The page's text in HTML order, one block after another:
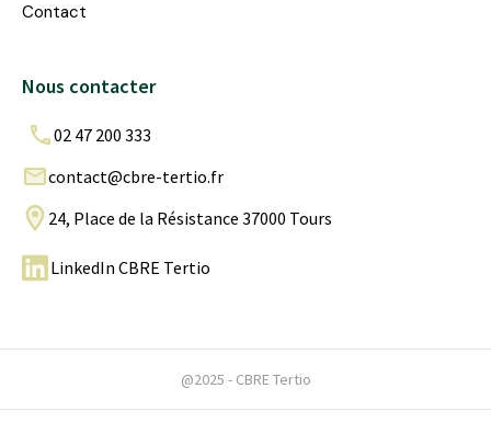
Contact
Nous contacter
02 47 200 333
contact@cbre-tertio.fr
24, Place de la Résistance 37000 Tours
LinkedIn CBRE Tertio
@2025 - CBRE Tertio